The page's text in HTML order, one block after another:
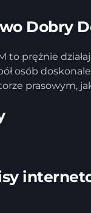
Dobry
to prężnie
osób
prasowym,